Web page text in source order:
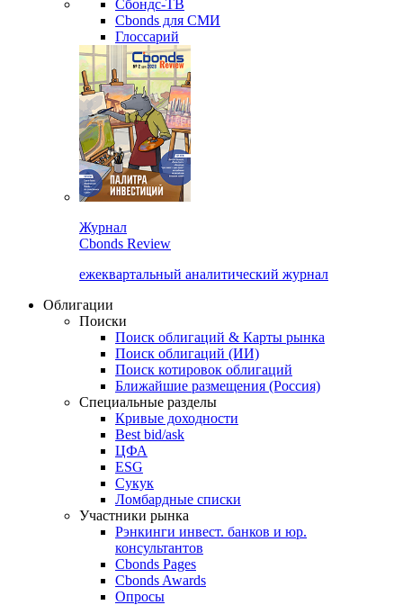
Сбондс-ТВ
Cbonds для СМИ
Глоссарий
Журнал
Cbonds Review
ежеквартальный аналитический журнал
Облигации
Поиски
Поиск облигаций & Карты рынка
Поиск облигаций (ИИ)
Поиск котировок облигаций
Ближайшие размещения (Россия)
Специальные разделы
Кривые доходности
Best bid/ask
ЦФА
ESG
Сукук
Ломбардные списки
Участники рынка
Рэнкинги инвест. банков и юр.
консультантов
Cbonds Pages
Cbonds Awards
Опросы